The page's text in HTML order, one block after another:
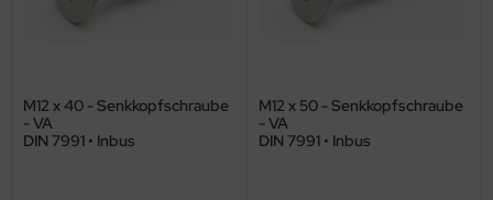
M12 x 40 - Senkkopfschraube
- VA
DIN 7991 • Inbus
M12 x 50 - Senkkopfschraube
- VA
DIN 7991 • Inbus